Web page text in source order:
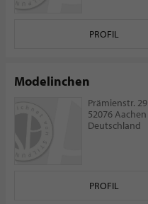
PROFIL
Modelinchen
Prämienstr. 29
52076 Aachen
Deutschland
PROFIL